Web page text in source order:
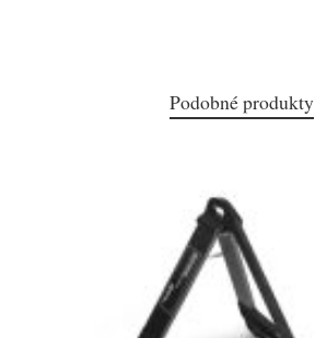
Podobné produkty